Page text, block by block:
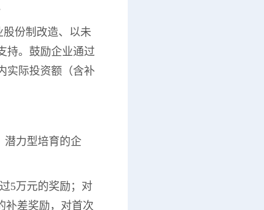
股份制改造、以未
持。鼓励企业通过
实际投资额（含补
潜力型培育的企
5万元的奖励；对
补差奖励，对首次